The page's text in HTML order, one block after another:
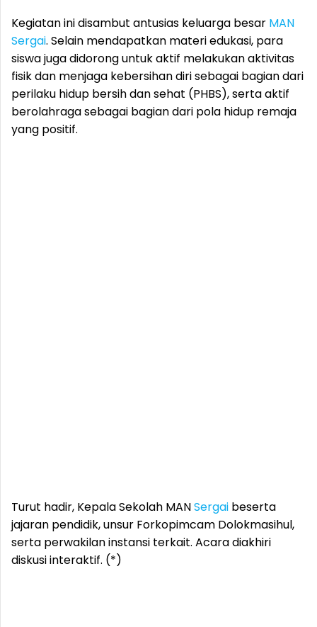
Kegiatan ini disambut antusias keluarga besar MAN
Sergai. Selain mendapatkan materi edukasi, para
siswa juga didorong untuk aktif melakukan aktivitas
fisik dan menjaga kebersihan diri sebagai bagian dari
perilaku hidup bersih dan sehat (PHBS), serta aktif
berolahraga sebagai bagian dari pola hidup remaja
yang positif.
Turut hadir, Kepala Sekolah MANSergai beserta
jajaran pendidik, unsur Forkopimcam Dolokmasihul,
serta perwakilan instansi terkait. Acara diakhiri
diskusi interaktif. (*)